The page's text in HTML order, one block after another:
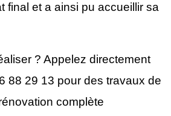
final et a ainsi pu accueillir sa
? Appelez directement
88 29 13 pour des travaux de
complète